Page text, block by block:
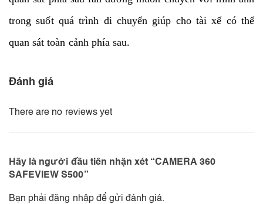
trong suốt quá trình di chuyển giúp cho tài xế có thể
quan sát toàn cảnh phía sau.
Đánh giá
There are no reviews yet
Hãy là người đầu tiên nhận xét “CAMERA 360
SAFEVIEW S500”
Bạn phảiđăng nhậpđể gửi đánh giá.